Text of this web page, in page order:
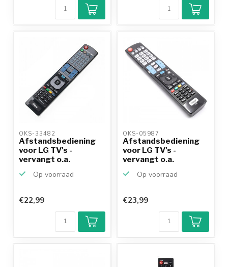
OKS-33482
Afstandsbediening
voor LG TV's -
vervangt o.a.
Op voorraad
€22,99
OKS-05987
Afstandsbediening
voor LG TV's -
vervangt o.a.
Op voorraad
€23,99